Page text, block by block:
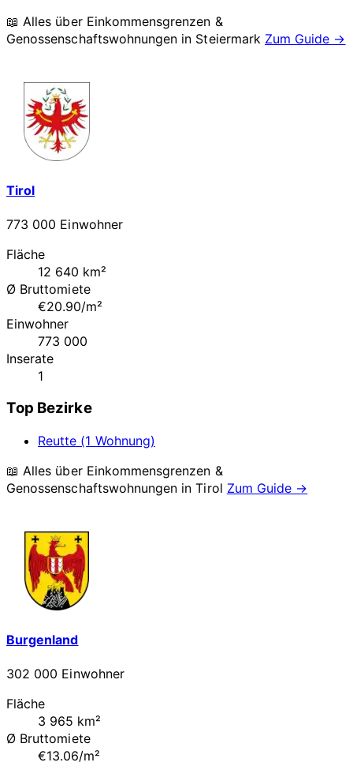
📖 Alles über Einkommensgrenzen &
Genossenschaftswohnungen in Steiermark Zum Guide →
Tirol
773 000 Einwohner
Fläche
12 640 km²
Ø Bruttomiete
€20.90/m²
Einwohner
773 000
Inserate
1
Top Bezirke
Reutte (1 Wohnung)
📖 Alles über Einkommensgrenzen &
Genossenschaftswohnungen inTirol Zum Guide →
Burgenland
302 000 Einwohner
Fläche
3 965 km²
Ø Bruttomiete
€13.06/m²